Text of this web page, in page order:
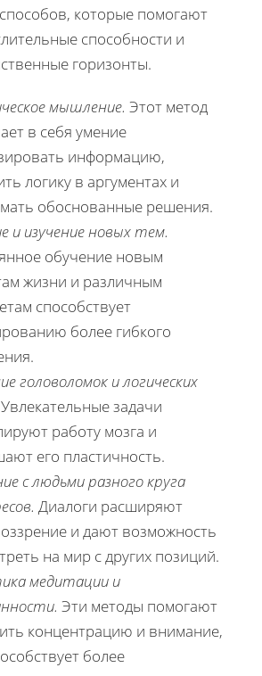
которые помогают
способности и
горизонты.
мышление. Этот метод
в себя умение
информацию,
логику в аргументах и
обоснованные решения.
и изучение новых тем.
обучение новым
жизни и различным
способствует
более гибкого
головоломок и логических
Увлекательные задачи
работу мозга и
его пластичность.
с людьми разного круга
Диалоги расширяют
и дают возможность
на мир с других позиций.
медитации и
Эти методы помогают
концентрацию и внимание,
более